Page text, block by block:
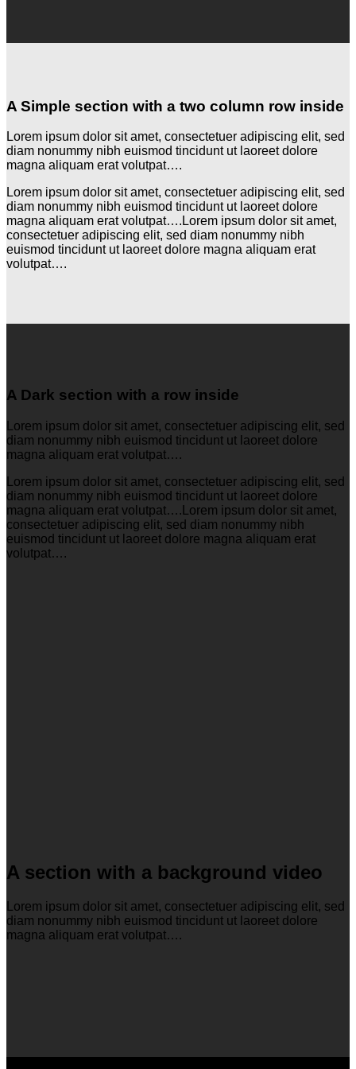
A Simple section with a two column row inside
Lorem ipsum dolor sit amet, consectetuer adipiscing elit, sed
diam nonummy nibh euismod tincidunt ut laoreet dolore
magna aliquam erat volutpat….
Lorem ipsum dolor sit amet, consectetuer adipiscing elit, sed
diam nonummy nibh euismod tincidunt ut laoreet dolore
magna aliquam erat volutpat….Lorem ipsum dolor sit amet,
consectetuer adipiscing elit, sed diam nonummy nibh
euismod tincidunt ut laoreet dolore magna aliquam erat
volutpat….
A Dark section with a row inside
Lorem ipsum dolor sit amet, consectetuer adipiscing elit, sed
diam nonummy nibh euismod tincidunt ut laoreet dolore
magna aliquam erat volutpat….
Lorem ipsum dolor sit amet, consectetuer adipiscing elit, sed
diam nonummy nibh euismod tincidunt ut laoreet dolore
magna aliquam erat volutpat….Lorem ipsum dolor sit amet,
consectetuer adipiscing elit, sed diam nonummy nibh
euismod tincidunt ut laoreet dolore magna aliquam erat
volutpat….
A section with a background video
Lorem ipsum dolor sit amet, consectetuer adipiscing elit, sed
diam nonummy nibh euismod tincidunt ut laoreet dolore
magna aliquam erat volutpat….